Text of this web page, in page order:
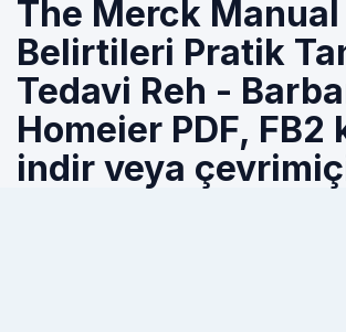
The Merck
Belirtileri Pratik
Tedavi Reh -
Homeier PDF, FB2
indir veya